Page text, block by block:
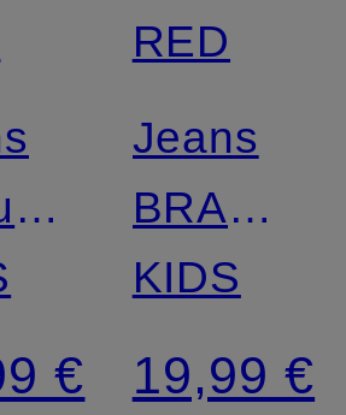
€
RED
Jeans
BRAD
Slim Fit
KIDS
19,99 €